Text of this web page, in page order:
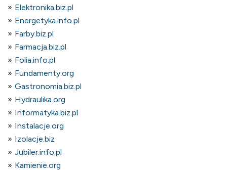
Elektronika.biz.pl
Energetyka.info.pl
Farby.biz.pl
Farmacja.biz.pl
Folia.info.pl
Fundamenty.org
Gastronomia.biz.pl
Hydraulika.org
Informatyka.biz.pl
Instalacje.org
Izolacje.biz
Jubiler.info.pl
Kamienie.org